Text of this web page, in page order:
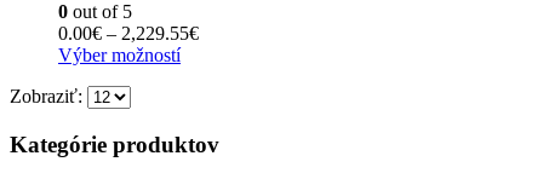
si
môžete
vybrať
produktu.
0 out of 5
0.00€ – 2,229.55€Price
Výber možnostíTento
variantov.
Zobraziť:
Kategórie produktov